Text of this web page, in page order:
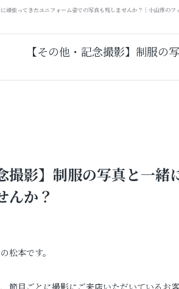
頑張ってきたユニフォーム姿での写真も残しませんか？｜小山市のフ
【その他・記念撮影】制服の
撮影】制服の写真と一
んか？
松本です。
節目ごとに撮影にご来店いただいているお